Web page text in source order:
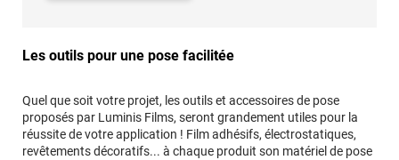
Les outils pour une pose facilitée
Quel que soit votre projet, les outils et accessoires de pose
proposés par Luminis Films, seront grandement utiles pour la
réussite de votre application ! Film adhésifs, électrostatiques,
revêtements décoratifs... à chaque produit son matériel de pose